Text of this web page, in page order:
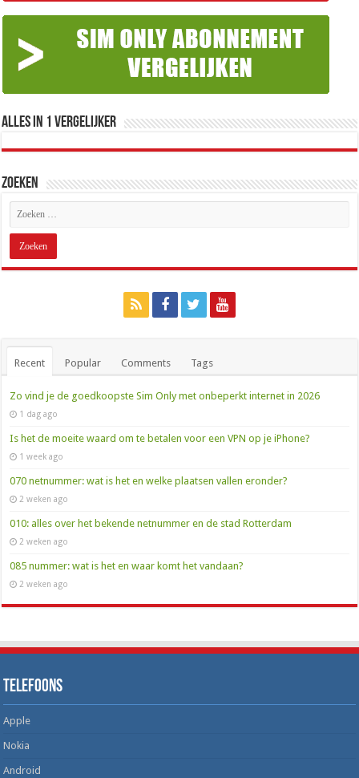
Alles in 1 Vergelijker
Zoeken
Recent Popular Comments Tags
Zo vind je de goedkoopste Sim Only met onbeperkt internet in 2026
1 dag ago
Is het de moeite waard om te betalen voor een VPN op je iPhone?
1 week ago
070 netnummer: wat is het en welke plaatsen vallen eronder?
2 weken ago
010: alles over het bekende netnummer en de stad Rotterdam
2 weken ago
085 nummer: wat is het en waar komt het vandaan?
2 weken ago
Telefoons
Apple
Nokia
Android